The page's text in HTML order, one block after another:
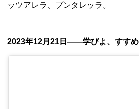
ッツアレラ、プンタレッラ。
2023年12月21日——学びよ、すすめ